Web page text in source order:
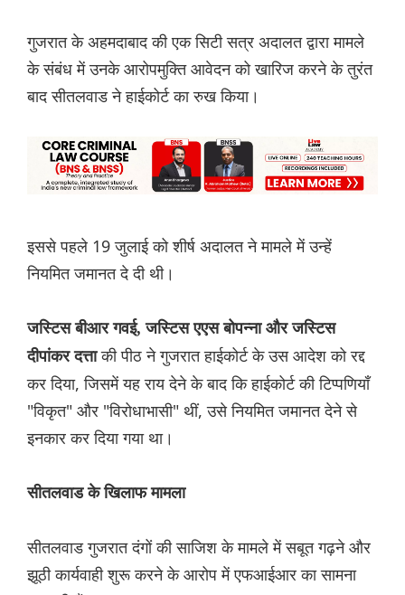
गुजरात के अहमदाबाद की एक सिटी सत्र अदालत द्वारा मामले
के संबंध में उनके आरोपमुक्ति आवेदन को खारिज करने के तुरंत
बाद सीतलवाड ने हाईकोर्ट का रुख किया।
इससे पहले 19 जुलाई को शीर्ष अदालत ने मामले में उन्हें
नियमित जमानत दे दी थी।
जस्टिस बीआर गवई, जस्टिस एएस बोपन्ना और जस्टिस
दीपांकर दत्ताकी पीठ ने गुजरात हाईकोर्ट के उस आदेश को रद्द
कर दिया, जिसमें यह राय देने के बाद कि हाईकोर्ट की टिप्पणियाँ
"विकृत" और "विरोधाभासी" थीं, उसे नियमित जमानत देने से
इनकार कर दिया गया था।
सीतलवाड के खिलाफ मामला
सीतलवाड गुजरात दंगों की साजिश के मामले में सबूत गढ़ने और
झूठी कार्यवाही शुरू करने के आरोप में एफआईआर का सामना